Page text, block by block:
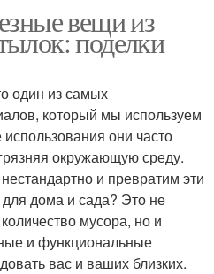
вещи из
поделки
один из самых
который мы используем
они часто
окружающую среду.
и превратим эти
дома и сада? Это не
мусора, но и
и функциональные
вас и ваших близких.